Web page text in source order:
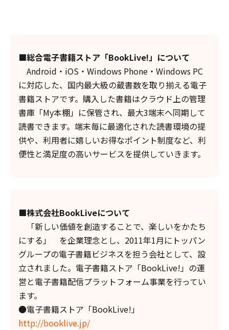
■総合電子書籍ストア「BookLive!」について
Android・iOS・Windows Phone・Windows PC
に対応した、国内最大級の蔵書数を取り揃える電子
書籍ストアです。購入した書籍はクラウド上の管理
書庫「My本棚」に保管され、最大3端末へ同期して
読書できます。端末毎に最適化された読書環境の提
供や、利用者に嬉しいお得なポイント制度など、利
便性と満足度の高いサービスを提供していきます。
■株式会社BookLiveについて
「新しい価値を創造することで、楽しいをかたち
にする」 を企業理念とし、2011年1月にトッパン
グループの電子書籍ビジネスを担う会社として、設
立されました。電子書籍ストア「BookLive!」の運
営と電子書籍配信プラットフォーム事業を行ってい
ます。
●電子書籍ストア「BookLive!」
http://booklive.jp/